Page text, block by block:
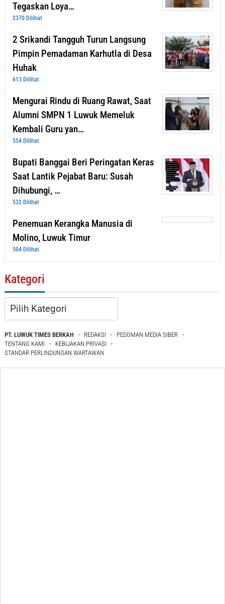
Tegaskan Loya…
2370 Dilihat
2 Srikandi Tangguh Turun Langsung
Pimpin Pemadaman Karhutla di Desa
Huhak
613 Dilihat
Mengurai Rindu di Ruang Rawat, Saat
Alumni SMPN 1 Luwuk Memeluk
Kembali Guru yan…
554 Dilihat
Bupati Banggai Beri Peringatan Keras
Saat Lantik Pejabat Baru: Susah
Dihubungi, …
532 Dilihat
Penemuan Kerangka Manusia di
Molino, Luwuk Timur
504 Dilihat
Kategori
Kategori
PT. LUWUK TIMES BERKAH REDAKSI
PEDOMAN MEDIA SIBER
TENTANG KAMI
KEBIJAKAN PRIVASI
STANDAR PERLINDUNGAN WARTAWAN